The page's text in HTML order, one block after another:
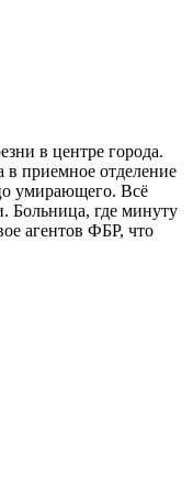
в центре города.
в приемное отделение
умирающего. Всё
Больница, где минуту
агентов ФБР, что